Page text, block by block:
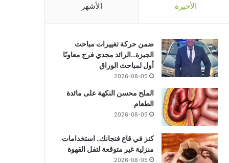
الإيجابية السامة… عندما يتحول
الأخيرة الأشهر
ضمن حركة تغييرات مباحث
الجيزة…الرائد مجدي فرج معاونًا
أول لمباحث الوراق
2026-08-05
الملح محسن النكهة على مائدة
الطعام
2026-08-05
كنز في قاع فنجانك.. استخدامات
منزلية غير متوقعة لتفل القهوة
2026-08-05